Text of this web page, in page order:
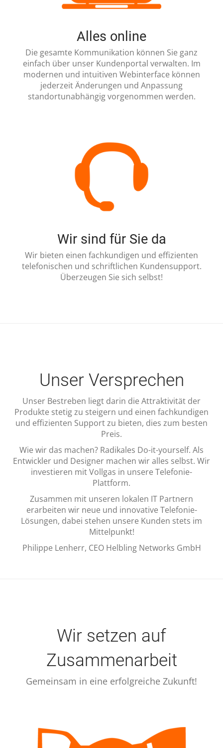
Alles online
Die gesamte Kommunikation können Sie ganz
einfach über unser Kundenportal verwalten. Im
modernen und intuitiven Webinterface können
jederzeit Änderungen und Anpassung
standortunabhängig vorgenommen werden.
Wir sind für Sie da
Wir bieten einen fachkundigen und effizienten
telefonischen und schriftlichen Kundensupport.
Überzeugen Sie sich selbst!
Unser Versprechen
Unser Bestreben liegt darin die Attraktivität der
Produkte stetig zu steigern und einen fachkundigen
und effizienten Support zu bieten, dies zum besten
Preis.
Wie wir das machen? Radikales Do-it-yourself. Als
Entwickler und Designer machen wir alles selbst. Wir
investieren mit Vollgas in unsere Telefonie-
Plattform.
Zusammen mit unseren lokalen IT Partnern
erarbeiten wir neue und innovative Telefonie-
Lösungen, dabei stehen unsere Kunden stets im
Mittelpunkt!
Philippe Lenherr, CEO Helbling Networks GmbH
Wir setzen auf
Zusammenarbeit
Gemeinsam in eine erfolgreiche Zukunft!